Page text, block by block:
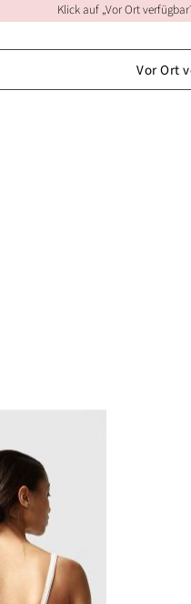
Klick auf „Vor Ort
Vor Ort